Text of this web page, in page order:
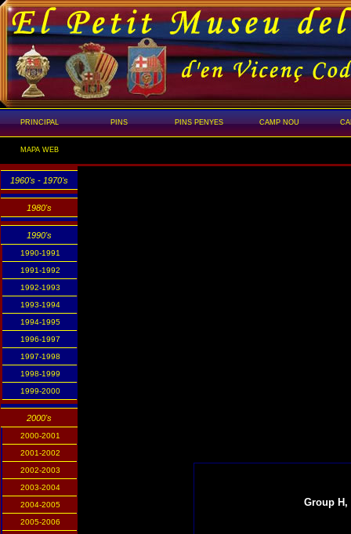
PRINCIPAL PINS PINS PENYES CAMP NOU
MAPA WEB
1960's - 1970's
1980's
1990's
1990-1991
1991-1992
1992-1993
1993-1994
1994-1995
1996-1997
1997-1998
1998-1999
1999-2000
2000's
2000-2001
2001-2002
2002-2003
2003-2004
2004-2005
2005-2006
Group H,